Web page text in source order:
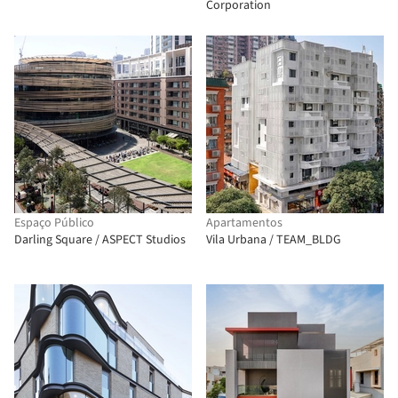
Corporation
Espaço Público
Darling Square / ASPECT Studios
Apartamentos
Vila Urbana / TEAM_BLDG